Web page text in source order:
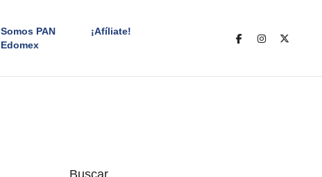
Somos PAN
Edomex
¡Afíliate!
Buscar